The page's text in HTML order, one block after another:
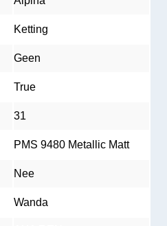
Ketting
Geen
True
31
PMS 9480 Metallic Matt
Nee
Wanda